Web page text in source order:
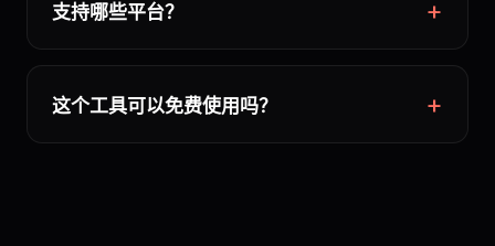
支持哪些平台？
这个工具可以免费使用吗？